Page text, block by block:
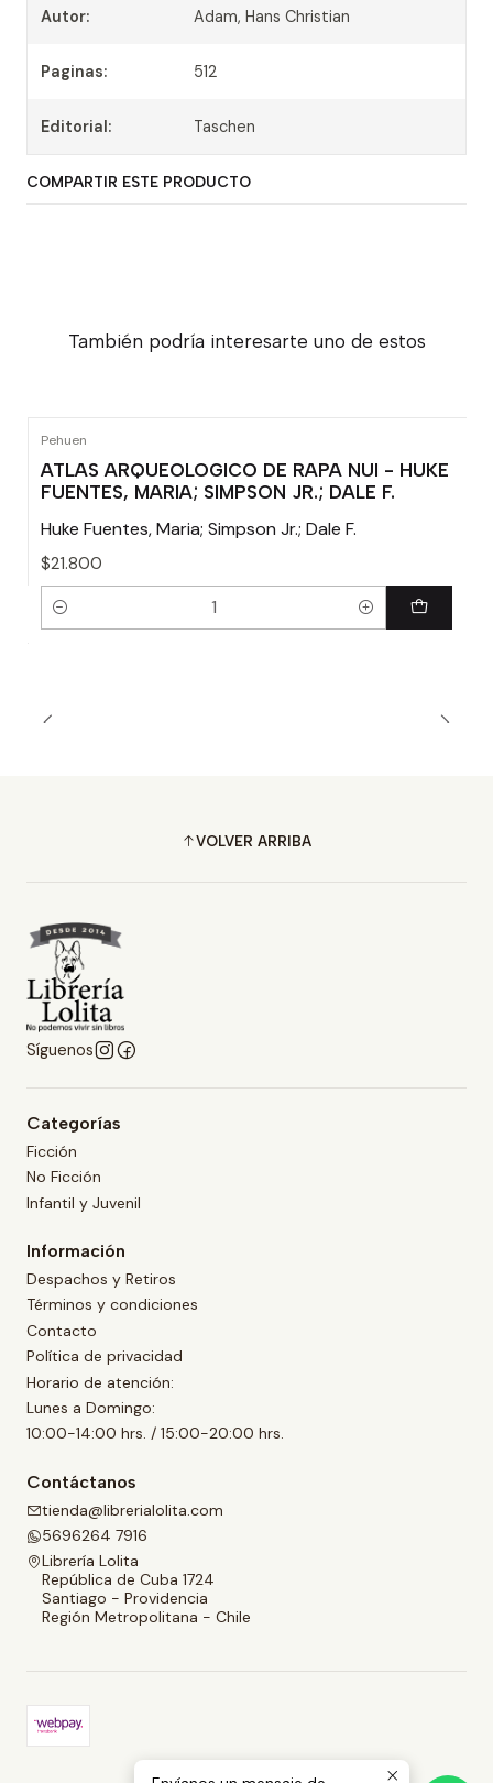
Autor: Adam, Hans Christian
Paginas: 512
Editorial: Taschen
COMPARTIR ESTE PRODUCTO
También podría interesarte uno de estos
Pehuen
ATLAS ARQUEOLOGICO DE RAPA NUI - HUKE
FUENTES, MARIA; SIMPSON JR.; DALE F.
Huke Fuentes, Maria; Simpson Jr.; Dale F.
$21.800
Cantidad
VOLVER ARRIBA
Síguenos
Categorías
Ficción
No Ficción
Infantil y Juvenil
Información
Despachos y Retiros
Términos y condiciones
Contacto
Política de privacidad
Horario de atención:
Lunes a Domingo:
10:00-14:00 hrs. / 15:00-20:00 hrs.
Contáctanos
tienda@librerialolita.com
5696264 7916
Librería Lolita
República de Cuba 1724
Santiago - Providencia
Región Metropolitana - Chile